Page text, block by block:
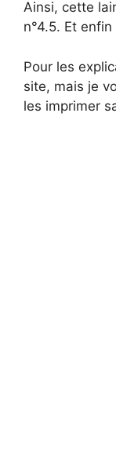
Ainsi, cette
n°4.5. Et
Pour les
site, mais je
les imprimer